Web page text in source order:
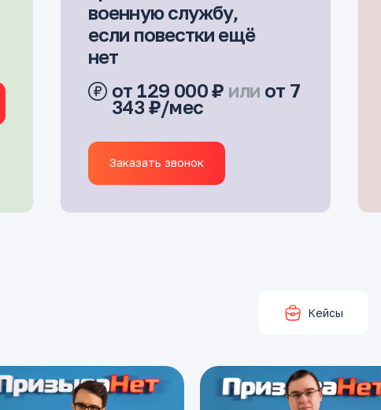
военную службу,
если повестки ещё
нет
от 129 000 ₽ или от 7
343 ₽/мес
Заказать звонок
Кейсы